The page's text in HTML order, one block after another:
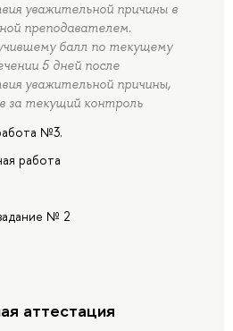
уважительной причины в
преподавателем.
балл по текущему
5 дней после
уважительной причины,
за текущий контроль
№3.
работа
№ 2
аттестация